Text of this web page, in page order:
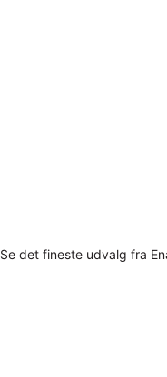
Se det fineste udvalg fra